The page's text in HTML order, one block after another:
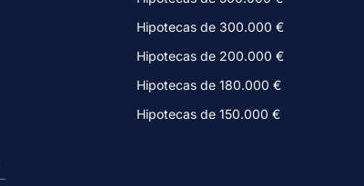
Hipotecas de 300.000 €
Hipotecas de 200.000 €
Hipotecas de 180.000 €
Hipotecas de 150.000 €